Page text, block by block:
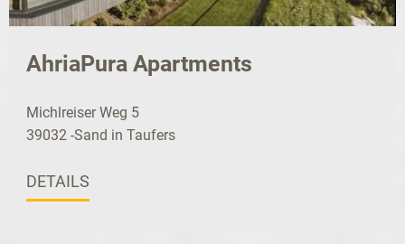
AhriaPura Apartments
Michlreiser Weg 5
39032 -Sand in Taufers
DETAILS